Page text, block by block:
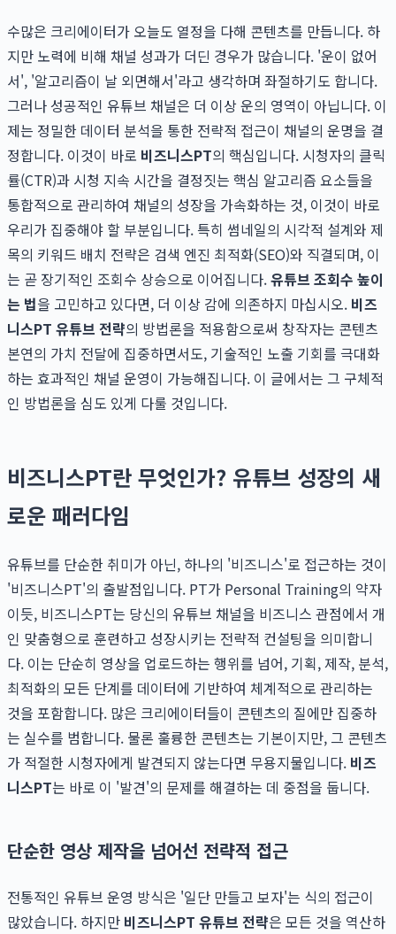
수많은 크리에이터가 오늘도 열정을 다해 콘텐츠를 만듭니다. 하
지만 노력에 비해 채널 성과가 더딘 경우가 많습니다. '운이 없어
서', '알고리즘이 날 외면해서'라고 생각하며 좌절하기도 합니다.
그러나 성공적인 유튜브 채널은 더 이상 운의 영역이 아닙니다. 이
제는 정밀한 데이터 분석을 통한 전략적 접근이 채널의 운명을 결
정합니다. 이것이 바로 비즈니스PT의 핵심입니다. 시청자의 클릭
률(CTR)과 시청 지속 시간을 결정짓는 핵심 알고리즘 요소들을
통합적으로 관리하여 채널의 성장을 가속화하는 것, 이것이 바로
우리가 집중해야 할 부분입니다. 특히 썸네일의 시각적 설계와 제
목의 키워드 배치 전략은 검색 엔진 최적화(SEO)와 직결되며, 이
는 곧 장기적인 조회수 상승으로 이어집니다.유튜브 조회수 높이
는 법을 고민하고 있다면, 더 이상 감에 의존하지 마십시오. 비즈
니스PT 유튜브 전략의 방법론을 적용함으로써 창작자는 콘텐츠
본연의 가치 전달에 집중하면서도, 기술적인 노출 기회를 극대화
하는 효과적인 채널 운영이 가능해집니다. 이 글에서는 그 구체적
인 방법론을 심도 있게 다룰 것입니다.
비즈니스PT란 무엇인가? 유튜브 성장의 새
로운 패러다임
유튜브를 단순한 취미가 아닌, 하나의 '비즈니스'로 접근하는 것이
'비즈니스PT'의 출발점입니다. PT가 Personal Training의 약자
이듯, 비즈니스PT는 당신의 유튜브 채널을 비즈니스 관점에서 개
인 맞춤형으로 훈련하고 성장시키는 전략적 컨설팅을 의미합니
다. 이는 단순히 영상을 업로드하는 행위를 넘어, 기획, 제작, 분석,
최적화의 모든 단계를 데이터에 기반하여 체계적으로 관리하는
것을 포함합니다. 많은 크리에이터들이 콘텐츠의 질에만 집중하
는 실수를 범합니다. 물론 훌륭한 콘텐츠는 기본이지만, 그 콘텐츠
가 적절한 시청자에게 발견되지 않는다면 무용지물입니다. 비즈
니스PT는 바로 이 '발견'의 문제를 해결하는 데 중점을 둡니다.
단순한 영상 제작을 넘어선 전략적 접근
전통적인 유튜브 운영 방식은 '일단 만들고 보자'는 식의 접근이
많았습니다. 하지만 비즈니스PT 유튜브 전략은 모든 것을 역산하